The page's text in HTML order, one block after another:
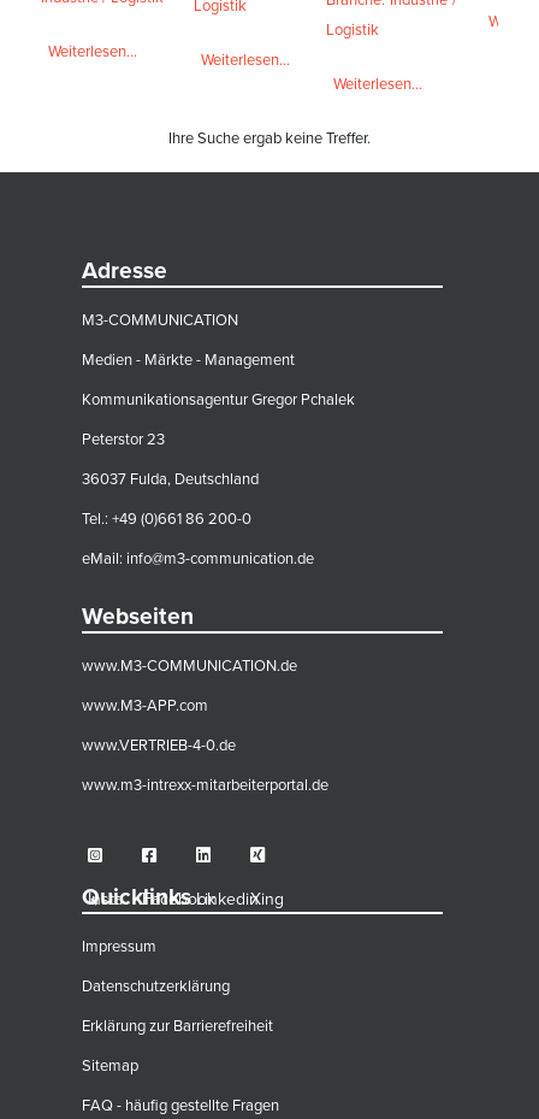
Weiterlesen...
Logistik
Weiterlesen...
Logistik
Weiterlesen...
Ihre Suche ergab keine Treffer.
Adresse
M3-COMMUNICATION
Medien - Märkte - Management
Kommunikationsagentur Gregor Pchalek
Peterstor 23
36037 Fulda, Deutschland
Tel.: +49 (0)661 86 200-0
eMail: info@m3-communication.de
Webseiten
www.M3-COMMUNICATION.de
www.M3-APP.com
www.VERTRIEB-4-0.de
www.m3-intrexx-mitarbeiterportal.de
Insta FacebookLinkedinXing
Quicklinks
Impressum
Datenschutzerklärung
Erklärung zur Barrierefreiheit
Sitemap
FAQ - häufig gestellte Fragen